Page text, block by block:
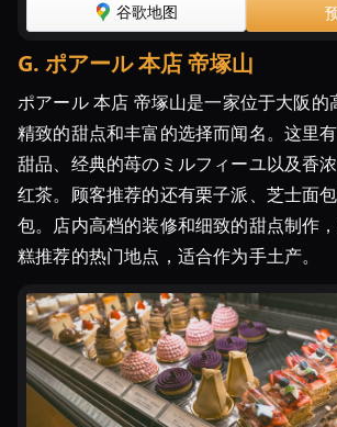
谷歌地图
G. ポアール 本店 帝塚山
ポアール 本店 帝塚山是一家位于大阪的
精致的甜点和丰富的选择而闻名。这里
甜品、经典的苺のミルフィーユ以及香
红茶。顾客推荐的还有栗子派、芝士面
包。店内高档的装修和细致的甜点制作
糕推荐的热门地点，适合作为手土产。